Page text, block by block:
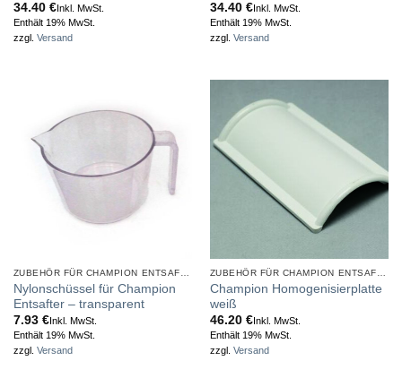
34.40 €Inkl. MwSt.
Enthält 19% MwSt.
zzgl. Versand
34.40 €Inkl. MwSt.
Enthält 19% MwSt.
zzgl. Versand
ZUBEHÖR FÜR CHAMPION ENTSAFTER
Nylonschüssel für Champion
Entsafter – transparent
7.93 €Inkl. MwSt.
Enthält 19% MwSt.
zzgl. Versand
ZUBEHÖR FÜR CHAMPION ENTSAFTER
Champion Homogenisierplatte
weiß
46.20 €Inkl. MwSt.
Enthält 19% MwSt.
zzgl. Versand